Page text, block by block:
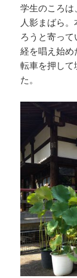
学生のころは
人影まばら
ろうと寄っ
経を唱え始め
転車を押して
た。